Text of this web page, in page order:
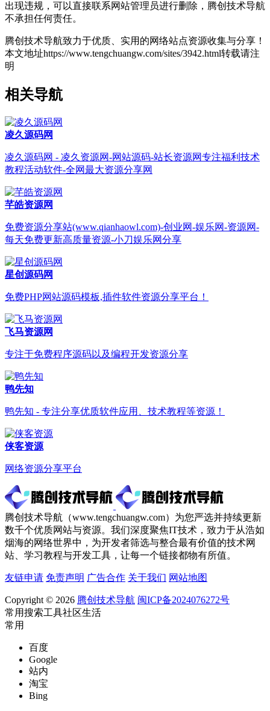
出现违规，可以直接联系网站管理员进行删除，腾创技术导航
不承担任何责任。
腾创技术导航致力于优质、实用的网络站点资源收集与分享！
本文地址https://www.tengchuangw.com/sites/3942.html转载请注
明
相关导航
凌久源码网
凌久源码网 - 凌久资源网-网站源码-站长资源网专注福利技术
教程活动软件-全网最大资源分享网
芊皓资源网
免费资源分享站(www.qianhaowl.com)-创业网-娱乐网-资源网-
每天免费更新高质量资源-小刀娱乐网分享
星创源码网
免费PHP网站源码模板,插件软件资源分享平台！
飞马资源网
专注于免费程序源码以及编程开发资源分享
鸭先知
鸭先知 - 专注分享优质软件应用、技术教程等资源！
侠客资源
网络资源分享平台
腾创技术导航（www.tengchuangw.com）为您严选并持续更新
数千个优质网站与资源。我们深度聚焦IT技术，致力于从浩如
烟海的网络世界中，为开发者筛选与整合最有价值的技术网
站、学习教程与开发工具，让每一个链接都物有所值。
友链申请 免责声明 广告合作 关于我们 网站地图
Copyright © 2026 腾创技术导航 闽ICP备2024076272号
常用搜索工具社区生活
常用
百度
Google
站内
淘宝
Bing